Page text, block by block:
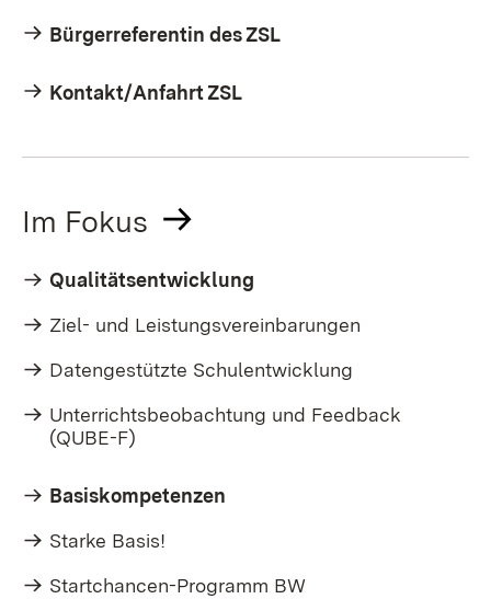
Bürgerreferentin des ZSL
Kontakt/Anfahrt ZSL
Im Fokus
Qualitätsentwicklung
Ziel- und Leistungsvereinbarungen
Datengestützte Schulentwicklung
Unterrichtsbeobachtung und Feedback
(QUBE-F)
Basiskompetenzen
Starke Basis!
Startchancen-Programm BW